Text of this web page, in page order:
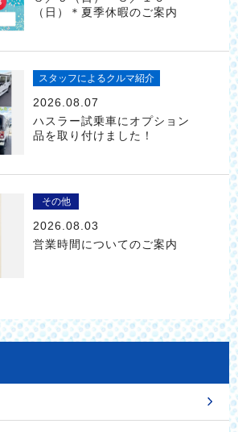
（日）＊夏季休暇のご案内
スタッフによるクルマ紹介
2026.08.07
ハスラー試乗車にオプション
品を取り付けました！
その他
2026.08.03
営業時間についてのご案内